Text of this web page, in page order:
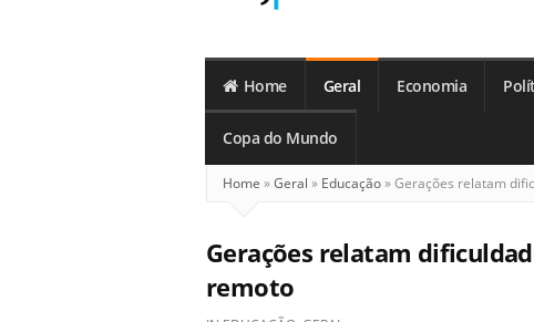
Notícias
Home Geral Economia
Copa do Mundo
Home »Geral » Educação»Gerações relatam
Gerações relatam
remoto